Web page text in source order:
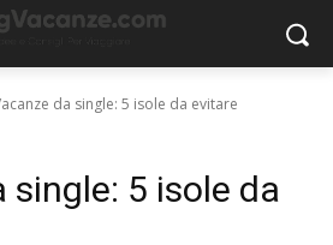
da single: 5 isole da evitare
single: 5 isole da